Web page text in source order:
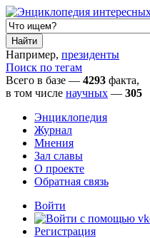
Например, президенты
Поиск по тегам
Всего в базе — 4293 факта,
в том числе научных — 305
Энциклопедия
Журнал
Мнения
Зал славы
О проекте
Обратная связь
Войти
Регистрация